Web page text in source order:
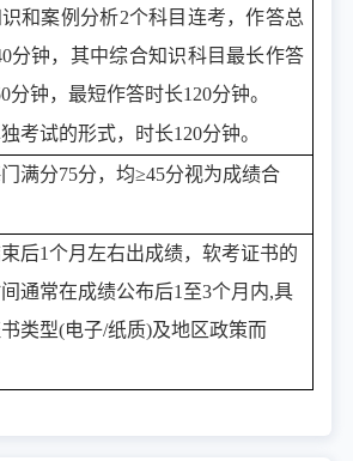
和案例分析2个科目连考，作答总
分钟，其中综合知识科目最长作答
分钟，最短作答时长120分钟。
考试的形式，时长120分钟。
满分75分，均≥45分视为成绩合
后1个月左右出成绩，软考证书的
通常在成绩公布后1至3个月内,具
类型(电子/纸质)及地区政策而